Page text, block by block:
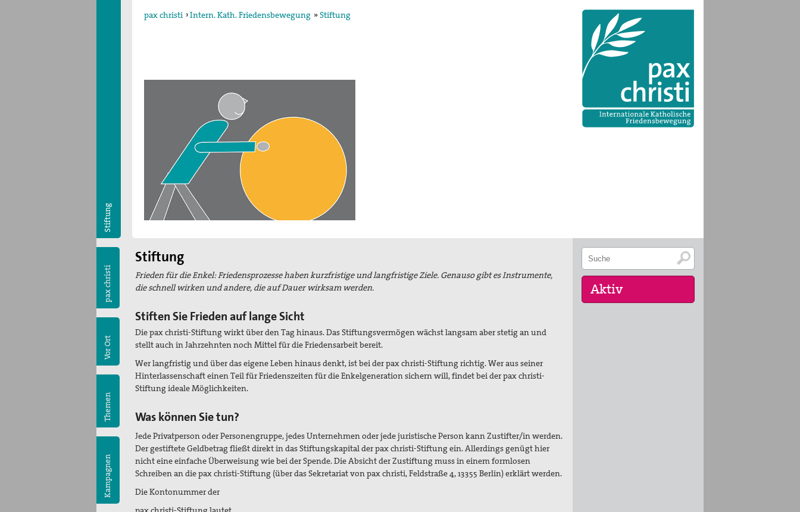
pax christi ›Intern. Kath. Friedensbewegung »Stiftung
Stiftung
pax christi
Vor Ort
Themen
Kampagnen
Stiftung
Frieden für die Enkel: Friedensprozesse haben kurzfristige und langfristige Ziele. Genauso gibt es Instrumente,
die schnell wirken und andere, die auf Dauer wirksam werden.
Stiften Sie Frieden auf lange Sicht
Die pax christi-Stiftung wirkt über den Tag hinaus. Das Stiftungsvermögen wächst langsam aber stetig an und
stellt auch in Jahrzehnten noch Mittel für die Friedensarbeit bereit.
Wer langfristig und über das eigene Leben hinaus denkt, ist bei der pax christi-Stiftung richtig. Wer aus seiner
Hinterlassenschaft einen Teil für Friedenszeiten für die Enkelgeneration sichern will, findet bei der pax christi-
Stiftung ideale Möglichkeiten.
Was können Sie tun?
Jede Privatperson oder Personengruppe, jedes Unternehmen oder jede juristische Person kann Zustifter/in werden.
Der gestiftete Geldbetrag fließt direkt in das Stiftungskapital der pax christi-Stiftung ein. Allerdings genügt hier
nicht eine einfache Überweisung wie bei der Spende. Die Absicht der Zustiftung muss in einem formlosen
Schreiben an die pax christi-Stiftung (über das Sekretariat von pax christi, Feldstraße 4, 13355 Berlin) erklärt werden.
Die Kontonummer der